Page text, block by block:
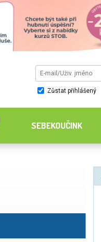
Zůstat přihlášený
SEBEKOUČINK